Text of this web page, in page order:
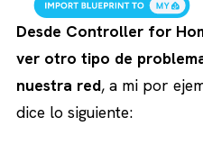
Desde Controller for
ver otro tipo de
nuestra red, a mi por
dice lo siguiente: